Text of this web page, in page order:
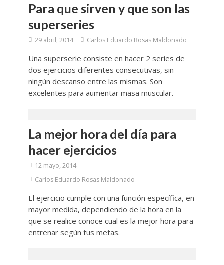
Para que sirven y que son las
superseries
29 abril, 2014 Carlos Eduardo Rosas Maldonado
Una superserie consiste en hacer 2 series de
dos ejercicios diferentes consecutivas, sin
ningún descanso entre las mismas. Son
excelentes para aumentar masa muscular.
La mejor hora del día para
hacer ejercicios
12 mayo, 2014
Carlos Eduardo Rosas Maldonado
El ejercicio cumple con una función específica, en
mayor medida, dependiendo de la hora en la
que se realice conoce cual es la mejor hora para
entrenar según tus metas.